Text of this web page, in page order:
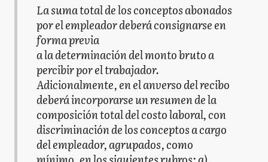
La suma total de los conceptos abonados
por el empleador deberá consignarse en
forma previa
a la determinación del monto bruto a
percibir por el trabajador.
Adicionalmente, en el anverso del recibo
deberá incorporarse un resumen de la
composición total del costo laboral, con
discriminación de los conceptos a cargo
del empleador, agrupados, como